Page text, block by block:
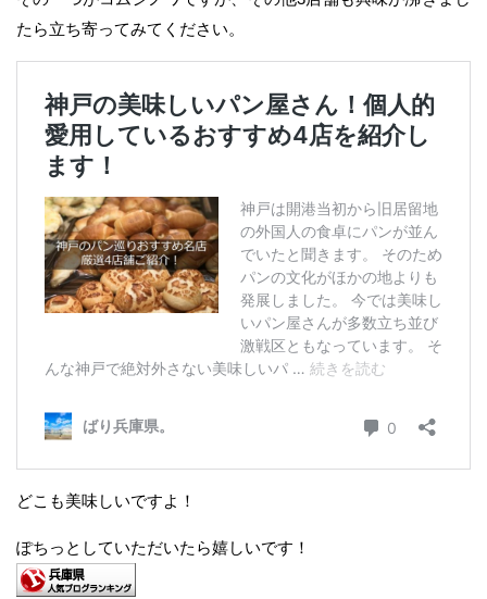
たら立ち寄ってみてください。
どこも美味しいですよ！
ぽちっとしていただいたら嬉しいです！